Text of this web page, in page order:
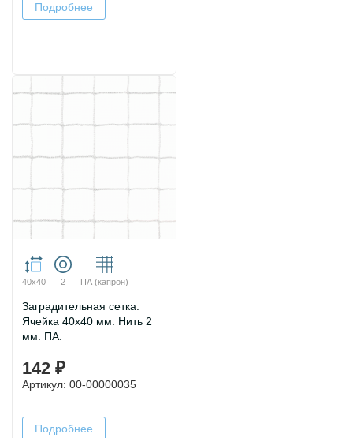
Подробнее
40х40 2 ПА (капрон)
Заградительная сетка.
Ячейка 40х40 мм. Нить 2
мм. ПА.
142 ₽
Артикул: 00-00000035
Подробнее